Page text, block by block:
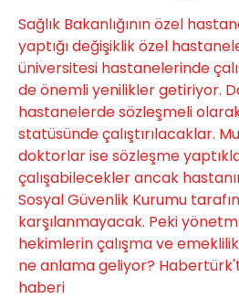
Sağlık Bakanlığının özel
yaptığı değişiklik özel
üniversitesi hastanelerinde
de önemli yenilikler getiriyor.
hastanelerde sözleşmeli
statüsünde çalıştırılacaklar.
doktorlar ise sözleşme
çalışabilecekler ancak
Sosyal Güvenlik Kurumu
karşılanmayacak. Peki
hekimlerin çalışma ve
ne anlama geliyor?
haberi